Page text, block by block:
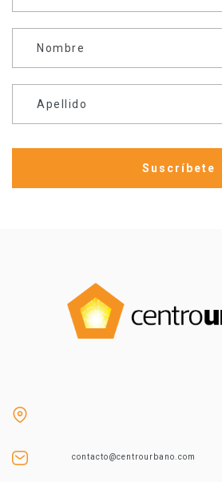
Nombre
Apellido
contacto@centrourbano.com